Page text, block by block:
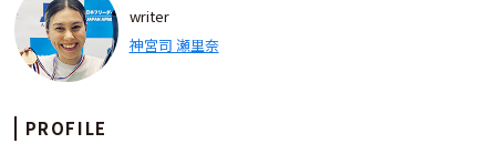
writer
神宮司 瀬里奈
PROFILE